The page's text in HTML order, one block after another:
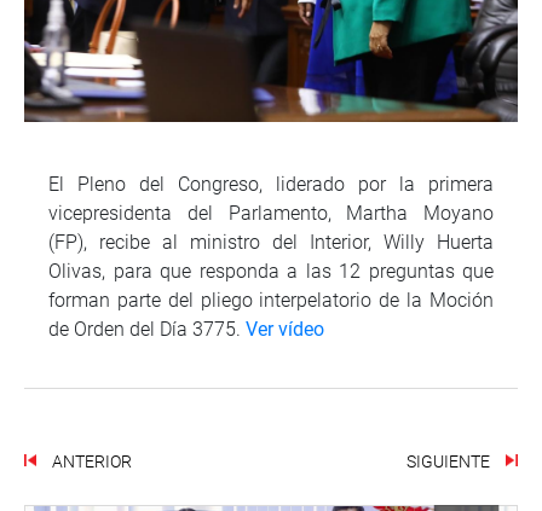
El Pleno del Congreso, liderado por la primera
vicepresidenta del Parlamento, Martha Moyano
(FP), recibe al ministro del Interior, Willy Huerta
Olivas, para que responda a las 12 preguntas que
forman parte del pliego interpelatorio de la Moción
de Orden del Día 3775. Ver vídeo
ANTERIOR SIGUIENTE